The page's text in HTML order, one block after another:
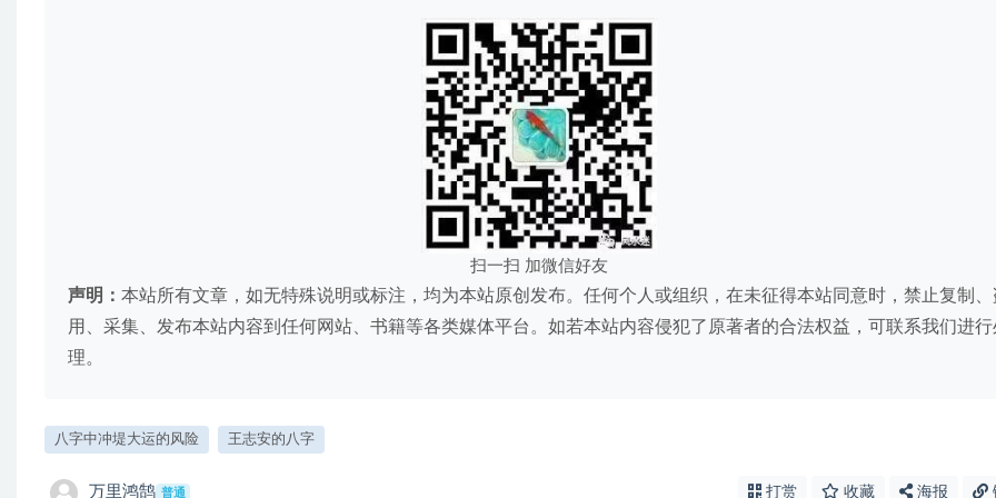
扫一扫 加微信好友
声明： 本站所有文章，如无特殊说明或标注，均为本站原创发布。任何个人或组织，在未征得本站同意时，禁止复制、
用、采集、发布本站内容到任何网站、书籍等各类媒体平台。如若本站内容侵犯了原著者的合法权益，可联系我们进行
理。
八字中冲堤大运的风险 王志安的八字
万里鸿鹄 普通 打赏 收藏 海报